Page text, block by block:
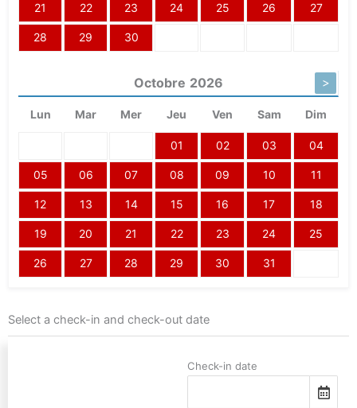
21 22 23 24 25 26 27
28 29 30
Octobre 2026 >
Lun Mar Mer Jeu Ven Sam Dim
01 02 03 04
05 06 07 08 09 10 11
12 13 14 15 16 17 18
19 20 21 22 23 24 25
26 27 28 29 30 31
Select a check-in and check-out date
Check-in date